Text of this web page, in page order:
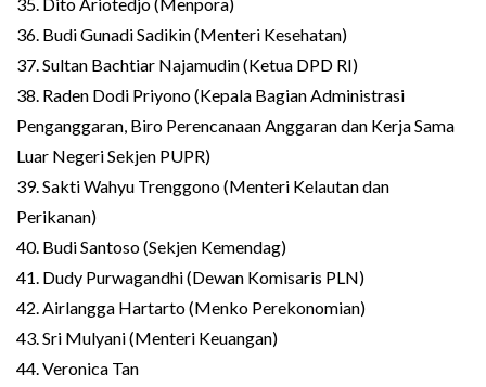
36. Budi Gunadi Sadikin (Menteri Kesehatan)
37. Sultan Bachtiar Najamudin (Ketua DPD RI)
38. Raden Dodi Priyono (Kepala Bagian Administrasi
Penganggaran, Biro Perencanaan Anggaran dan Kerja Sama
Luar Negeri Sekjen PUPR)
39. Sakti Wahyu Trenggono (Menteri Kelautan dan
Perikanan)
40. Budi Santoso (Sekjen Kemendag)
41. Dudy Purwagandhi (Dewan Komisaris PLN)
42. Airlangga Hartarto (Menko Perekonomian)
43. Sri Mulyani (Menteri Keuangan)
44. Veronica Tan